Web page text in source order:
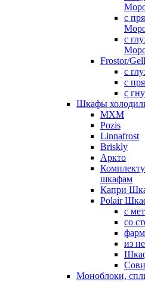
с
с
Frostor/
с
с
с
Шкафы
МХМ
Pozis
Linnafrost
Briskly
Аркто
шкафам
Капри
Polair
с
со
из
Моноблоки,